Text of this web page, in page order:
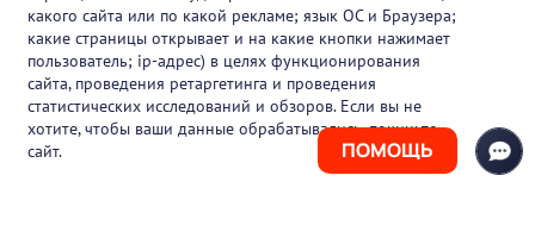
ПОМОЩЬ
Вакансии
Блог
Контакты
какого сайта или по какой рекламе; язык ОС и Браузера;
какие страницы открывает и на какие кнопки нажимает
пользователь; ip-адрес) в целях функционирования
сайта, проведения ретаргетинга и проведения
статистических исследований и обзоров. Если вы не
хотите, чтобы ваши данные обрабатывались, покиньте
сайт.